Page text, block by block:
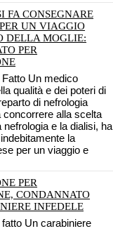
FA CONSEGNARE
UN VIAGGIO
DELLA MOGLIE:
PER
Fatto Un medico
qualità e dei poteri di
di nefrologia
concorrere alla scelta
e la dialisi, ha
la
per un viaggio e
PER
CONDANNATO
INFEDELE
fatto Un carabiniere